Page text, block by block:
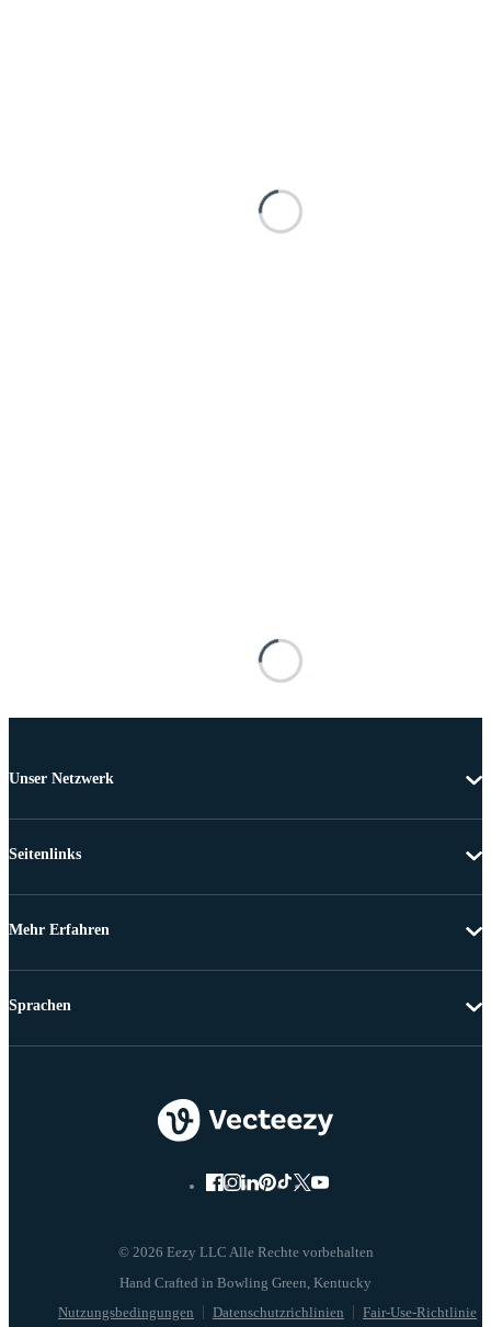
Unser Netzwerk
Seitenlinks
Mehr Erfahren
© 2026 Eezy LLC Alle Rechte vorbehalten
Nutzungsbedingungen Datenschutzrichlinien Fair-Use-Richtlinie
Sprachen